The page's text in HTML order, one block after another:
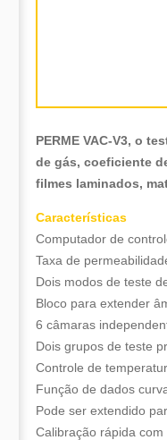
PERME VAC-V3, o
de gás, coeficiente
filmes laminados,
Características
Computador de
Taxa de
Dois modos de teste
Bloco para extender
6 câmaras
Dois grupos de teste
Controle de
Função de dados
Pode ser extendido
Calibração rápida